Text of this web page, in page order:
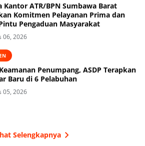
Kantor ATR/BPN Sumbawa Barat
Komitmen Pelayanan Prima dan
Pengaduan Masyarakat
06, 2026
Penumpang, ASDP Terapkan
Baru di 6 Pelabuhan
05, 2026
Selengkapnya